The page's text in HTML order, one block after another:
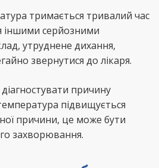
тримається тривалий час
іншими серйозними
утруднене дихання,
звернутися до лікаря.
причину
підвищується
причини, це може бути
захворювання.